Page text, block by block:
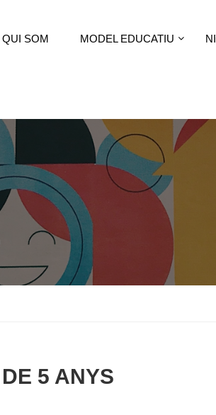
QUI SOM MODEL EDUCATIU
5 ANYS